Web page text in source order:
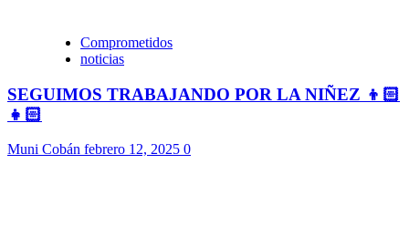
Comprometidos
noticias
SEGUIMOS TRABAJANDO POR LA NIÑEZ 👦🏻
👧🏻
Muni Cobán febrero 12, 2025 0